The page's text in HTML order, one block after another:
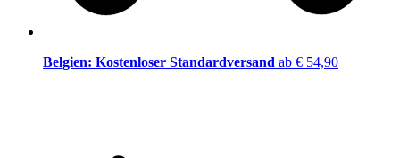
Belgien: Kostenloser Standardversand ab € 54,90